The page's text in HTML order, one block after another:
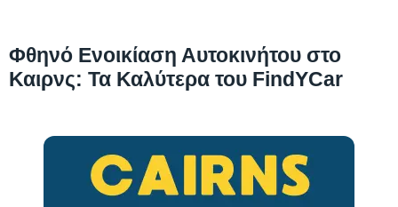
Φθηνό Ενοικίαση Αυτοκινήτου στο
Καιρνς: Τα Καλύτερα του FindYCar